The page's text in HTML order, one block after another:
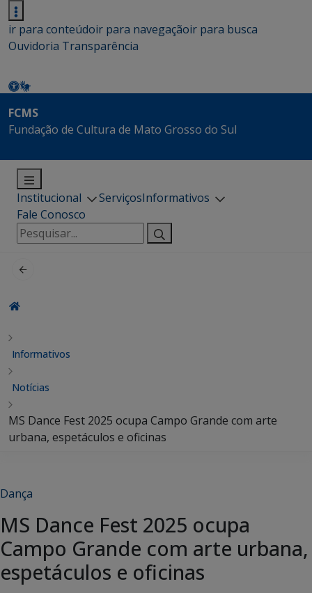
ir para conteúdoir para navegaçãoir para busca
Ouvidoria Transparência
FCMS
Fundação de Cultura de Mato Grosso do Sul
Institucional ServiçosInformativos
Fale Conosco
Pesquisar
por:
Informativos
Notícias
MS Dance Fest 2025 ocupa Campo Grande com arte
urbana, espetáculos e oficinas
Dança
MS Dance Fest 2025 ocupa
Campo Grande com arte urbana,
espetáculos e oficinas